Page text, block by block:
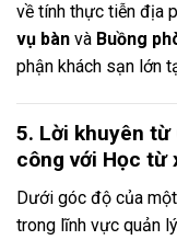
về tính thực tiễn địa
vụ bàn và Buồng
phận khách sạn lớn
5. Lời khuyên từ
công với Học từ
Dưới góc độ của
trong lĩnh vực quản